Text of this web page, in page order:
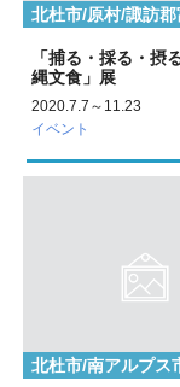
北杜市/原村/諏訪
「捕る・採る・摂
縄文食」展
2020.7.7～11.23
イベント